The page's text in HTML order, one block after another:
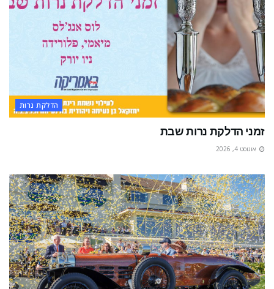
הדלקת נרות
זמני הדלקת נרות שבת
אוגוסט 4, 2026